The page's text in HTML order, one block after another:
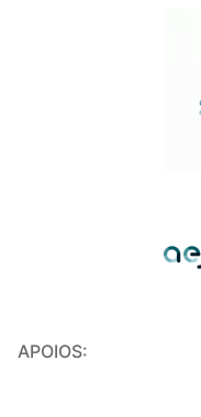
APOIOS: